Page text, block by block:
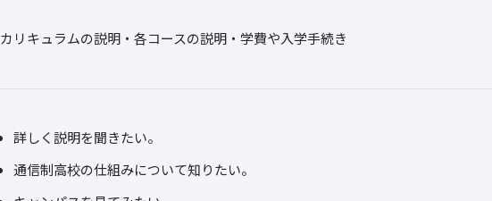
カリキュラムの説明・各コースの説明・学費や入学手続き
詳しく説明を聞きたい。
通信制高校の仕組みについて知りたい。